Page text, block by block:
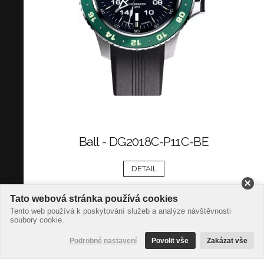
Ball - DG2018C-P11C-BE
DETAIL
Tato webová stránka používá cookies
Tento web používá k poskytování služeb a analýze návštěvnosti
soubory cookie.
Podrobné nastavení Povolit vše Zakázat vše